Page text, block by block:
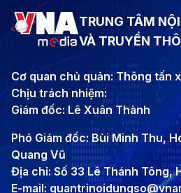
TRUNG TÂM
VÀ TRUYỀN
Cơ quan chủ quản: Thông tấn
Chịu trách nhiệm:
Giám đốc: Lê Xuân Thành
Phó Giám đốc: Bùi Minh Thu,
Quang Vũ
Địa chỉ: Số 33 Lê Thánh Tông,
E-mail: